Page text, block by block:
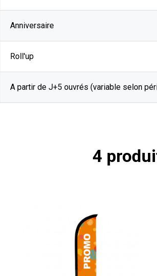
Anniversaire
Roll'up
A partir de J+5 ouvrés (variable selon
4